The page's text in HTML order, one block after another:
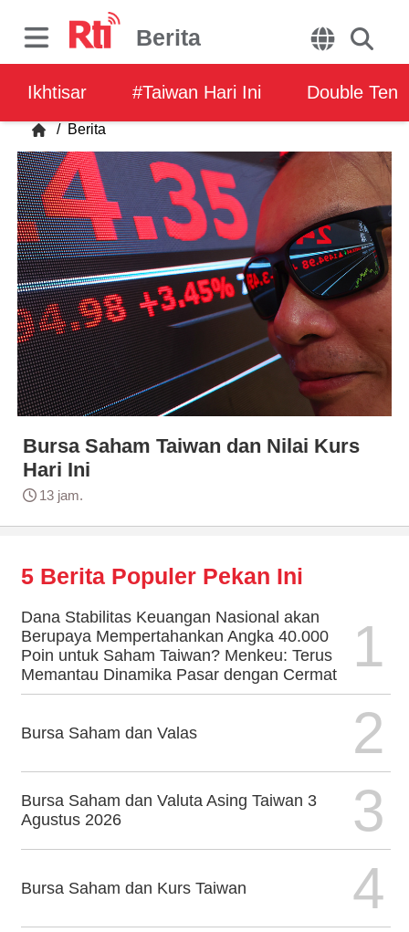
Berita
Ikhtisar #Taiwan Hari Ini Double Ten
/ Berita
Bursa Saham Taiwan dan Nilai Kurs
Hari Ini
13 jam.
5 Berita Populer Pekan Ini
Dana Stabilitas Keuangan Nasional akan
Berupaya Mempertahankan Angka 40.000
Poin untuk Saham Taiwan? Menkeu: Terus
Memantau Dinamika Pasar dengan Cermat
1
Bursa Saham dan Valas 2
Bursa Saham dan Valuta Asing Taiwan 3
Agustus 2026
3
Bursa Saham dan Kurs Taiwan 4